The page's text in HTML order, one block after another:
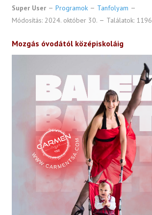
Super User Programok
Tanfolyam
Módosítás: 2024. október 30.
Találatok: 1196
Mozgás óvodától középiskoláig